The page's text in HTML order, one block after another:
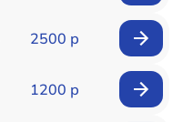
2500 р
1200 р